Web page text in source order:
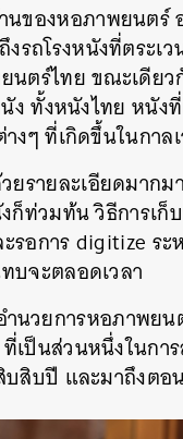
ของหอภาพยนตร์
งรถโรงหนังที่ตระ
ตร์ไทย ขณะเดีย
ทั้งหนังไทย หนัง
ๆ ที่เกิดขึ้นในกาล
รายละเอียดมากม
วมท้น วิธีการเก็
อการ digitize ระ
บจะตลอดเวลา
นวยการหอภาพย
ป็นส่วนหนึ่งในกา
บสิบปี และมาถึงต